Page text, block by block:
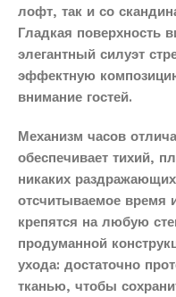
лофт, так и со
Гладкая поверхность
элегантный силуэт
эффектную
внимание гостей.
Механизм часов
обеспечивает тихий,
никаких
отсчитываемое время
крепятся на любую
продуманной
ухода: достаточно
тканью, чтобы